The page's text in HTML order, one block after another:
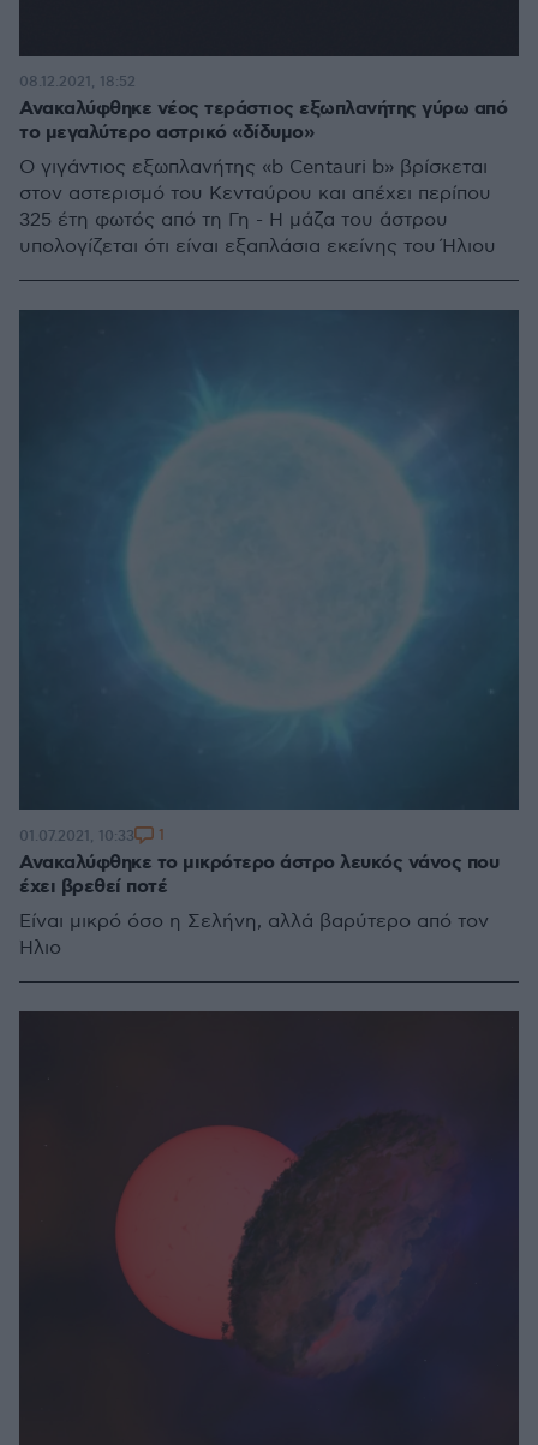
Ανακαλύφθηκε νέος τεράστιος εξωπλανήτης γύρω από
το μεγαλύτερο αστρικό «δίδυμο»
Ο γιγάντιος εξωπλανήτης «b Centauri b» βρίσκεται
στον αστερισμό του Κενταύρου και απέχει περίπου
325 έτη φωτός από τη Γη - Η μάζα του άστρου
υπολογίζεται ότι είναι εξαπλάσια εκείνης του Ήλιου
08.12.2021, 18:52
Ανακαλύφθηκε το μικρότερο άστρο λευκός νάνος που
έχει βρεθεί ποτέ
Είναι μικρό όσο η Σελήνη, αλλά βαρύτερο από τον
Ήλιο
01.07.2021, 10:33 1